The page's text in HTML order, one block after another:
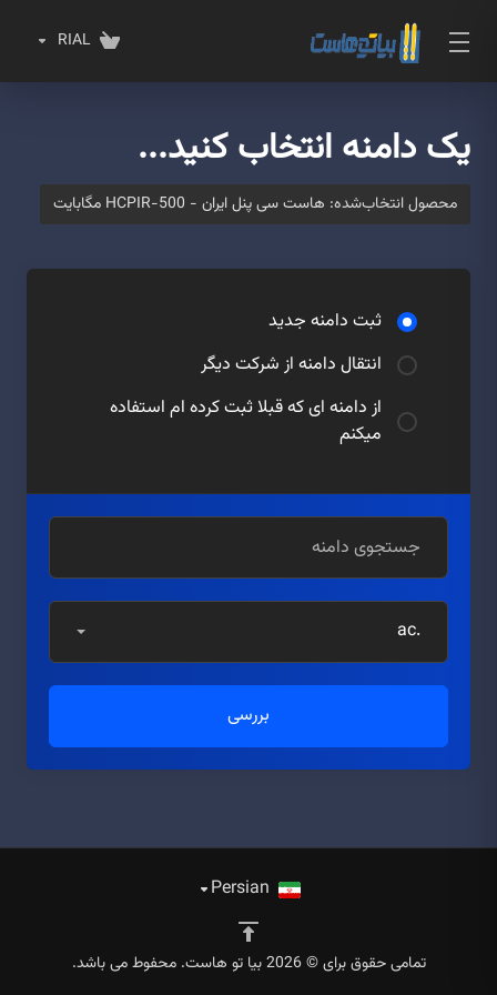
RIAL
یک دامنه انتخاب کنید...
محصول انتخاب‌شده: هاست سی پنل ایران - HCPIR-500 مگابایت
ثبت دامنه جدید
انتقال دامنه از شرکت دیگر
از دامنه ای که قبلا ثبت کرده ام استفاده
میکنم
.ac
بررسی
تمامی حقوق برای © 2026 بیا تو هاست. محفوط می باشد.
Persian